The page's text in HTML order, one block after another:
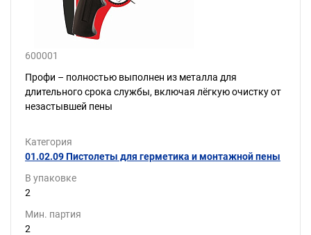
600001
Профи – полностью выполнен из металла для
длительного срока службы, включая лёгкую очистку от
незастывшей пены
Категория
01.02.09 Пистолеты для герметика и монтажной пены
В упаковке
2
Мин. партия
2